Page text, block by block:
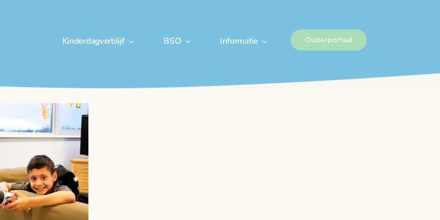
Kinderdagverblijf BSO Informatie Ouderportaal